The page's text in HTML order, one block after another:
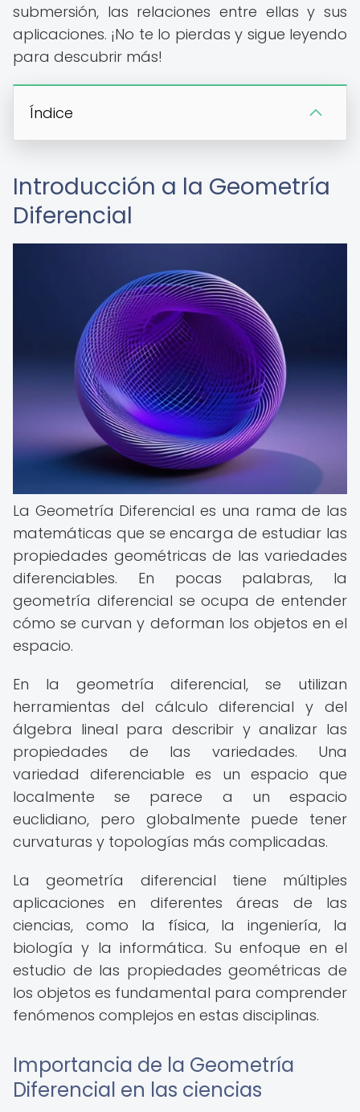
submersión, las relaciones entre ellas y sus
aplicaciones. ¡No te lo pierdas y sigue leyendo
para descubrir más!
Índice
Introducción a la Geometría
Diferencial
La Geometría Diferencial es una rama de las
matemáticas que se encarga de estudiar las
propiedades geométricas de las variedades
diferenciables. En pocas palabras, la
geometría diferencial se ocupa de entender
cómo se curvan y deforman los objetos en el
espacio.
En la geometría diferencial, se utilizan
herramientas del cálculo diferencial y del
álgebra lineal para describir y analizar las
propiedades de las variedades. Una
variedad diferenciable es un espacio que
localmente se parece a un espacio
euclidiano, pero globalmente puede tener
curvaturas y topologías más complicadas.
La geometría diferencial tiene múltiples
aplicaciones en diferentes áreas de las
ciencias, como la física, la ingeniería, la
biología y la informática. Su enfoque en el
estudio de las propiedades geométricas de
los objetos es fundamental para comprender
fenómenos complejos en estas disciplinas.
Importancia de la Geometría
Diferencial en las ciencias